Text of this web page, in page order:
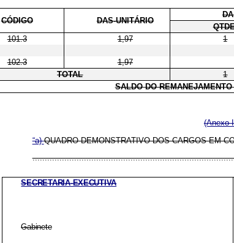
CÓDIGO DAS-UNITÁRIO
101.3
1,97 1
102.3 1,97
TOTAL
1
SALDO DO REMANEJAMENTO
(Anexo
“a)QUADRO DEMONSTRATIVO DOS CARGOS EM
SECRETARIA-EXECUTIVA
Gabinete